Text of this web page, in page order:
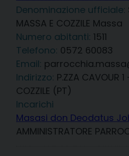
Denominazione ufficiale:
MASSA E COZZILE Massa
1511
Telefono: 0572 60083
Email:
Indirizzo: P.ZZA CAVOUR
COZZILE (PT)
Incarichi
Masasi don Deodatus
AMMINISTRATORE